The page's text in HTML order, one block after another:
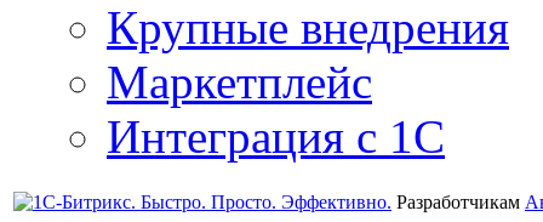
Крупные внедрения
Маркетплейс
Интеграция с 1С
Разработчикам